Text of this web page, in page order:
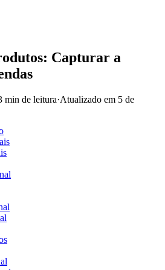
Capturar a
min de leitura·Atualizado em 5 de